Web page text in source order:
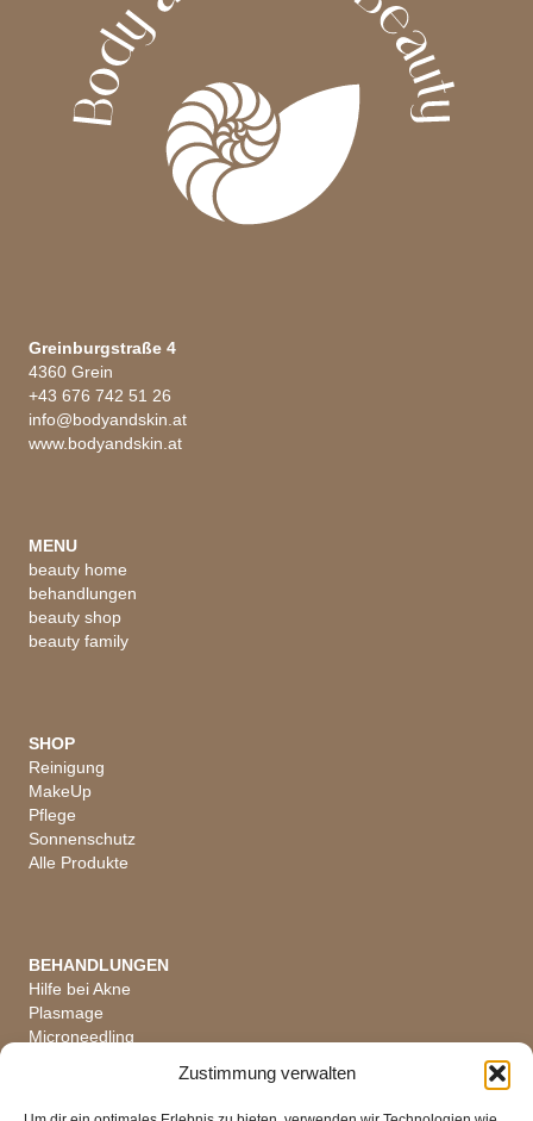
Zustimmung verwalten
gewählt
werden
Greinburgstraße 4
4360 Grein
+43 676 742 51 26
info@bodyandskin.at
www.bodyandskin.at
MENU
beauty home
behandlungen
beauty shop
beauty family
SHOP
Reinigung
MakeUp
Pflege
Sonnenschutz
Alle Produkte
BEHANDLUNGEN
Hilfe bei Akne
Plasmage
Microneedling